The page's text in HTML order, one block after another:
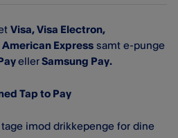
Visa, Visa Electron,
American Express samt e-punge
ellerSamsung Pay.
Tap to Pay
imod drikkepenge for dine